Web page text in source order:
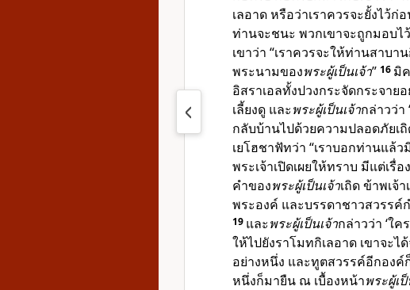
เลอาด หรือว่าเราควรจะยั้งไว้ก่
ท่านจะชนะ พวกเขาจะถูกมอบไ
เขาว่า “เราควรจะให้ท่านสาบ
พระนามของพระผู้เป็นเจ้า” 16 มิ
อิสราเอลทั้งปวงกระจัดกระจา
เลี้ยงดู และพระผู้เป็นเจ้ากล่าวว่า
กลับบ้านไปด้วยความปลอดภัยเถิ
เยโฮชาฟัทว่า “เราบอกท่านแล้
พระเจ้าเปิดเผยให้ทราบ มีแต่เรื่อ
คำของพระผู้เป็นเจ้าเถิด ข้าพเจ้า
พระองค์ และบรรดาชาวสวรรค์
19 และพระผู้เป็นเจ้ากล่าวว่า ‘ใ
ให้ไปยังราโมทกิเลอาด เขาจะ
อย่างหนึ่ง และทูตสวรรค์อีกองค์
หนึ่งก็มายืน ณ เบื้องหน้าพระผู้เ